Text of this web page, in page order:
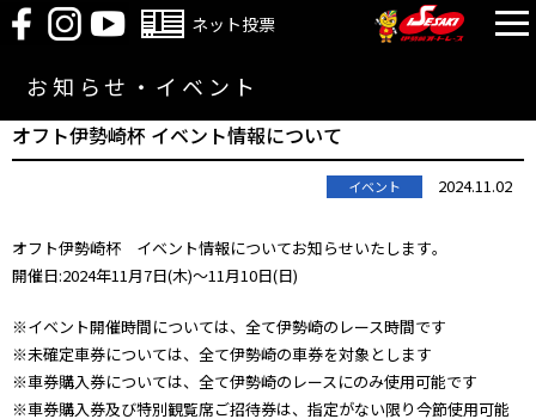
ネット投票
お知らせ・イベント
オフト伊勢崎杯 イベント情報について
イベント 2024.11.02
オフト伊勢崎杯 イベント情報についてお知らせいたします｡
開催日:2024年11月7日(木)～11月10日(日)
※イベント開催時間については、全て伊勢崎のレース時間です
※未確定車券については、全て伊勢崎の車券を対象とします
※車券購入券については、全て伊勢崎のレースにのみ使用可能です
※車券購入券及び特別観覧席ご招待券は、指定がない限り今節使用可能